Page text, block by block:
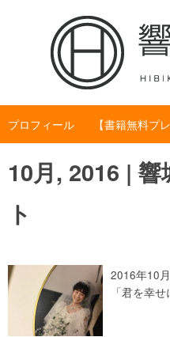
プロフィール 【書籍無料プ
10月, 2016 |
ト
2016年10
「君を幸